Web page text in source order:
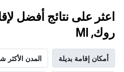
اعثر على نتائج أفضل
روك, MI
أمكان إقامة بديلة المدن الأكثر